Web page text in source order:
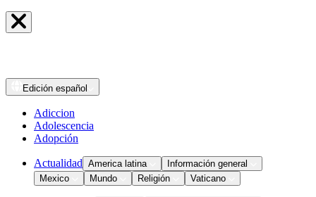
Edición español
Adiccion
Adolescencia
Adopción
Actualidad America latina
Información general
Mexico
Mundo Religión Vaticano